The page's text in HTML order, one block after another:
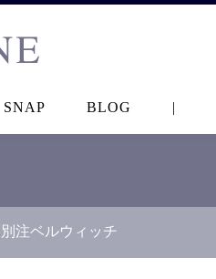
BLOG |
注ベルウィッチ